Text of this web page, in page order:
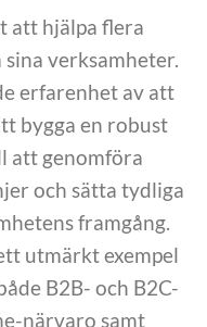
att hjälpa flera
verksamheter.
erfarenhet av att
bygga en robust
att genomföra
och sätta tydliga
framgång.
utmärkt exempel
B2B- och B2C-
närvaro samt